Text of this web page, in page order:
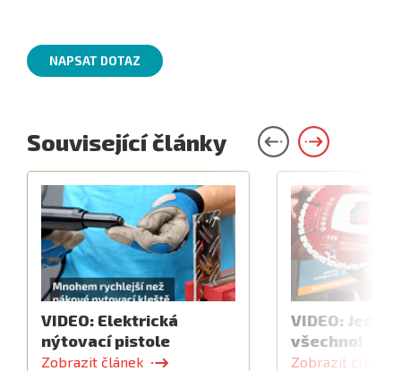
NAPSAT DOTAZ
Související články
VIDEO: Elektrická
nýtovací pistole
Zobrazit článek
VIDEO:
všechno!
Zobrazit článek